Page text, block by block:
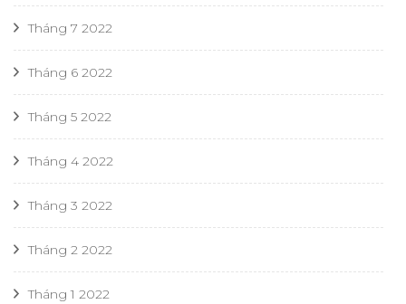
Tháng 7 2022
Tháng 6 2022
Tháng 5 2022
Tháng 4 2022
Tháng 3 2022
Tháng 2 2022
Tháng 1 2022